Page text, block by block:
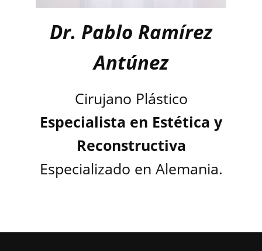
Dr. Pablo Ramírez
Antúnez
Cirujano Plástico
Especialista en Estética y
Reconstructiva
Especializado en Alemania.